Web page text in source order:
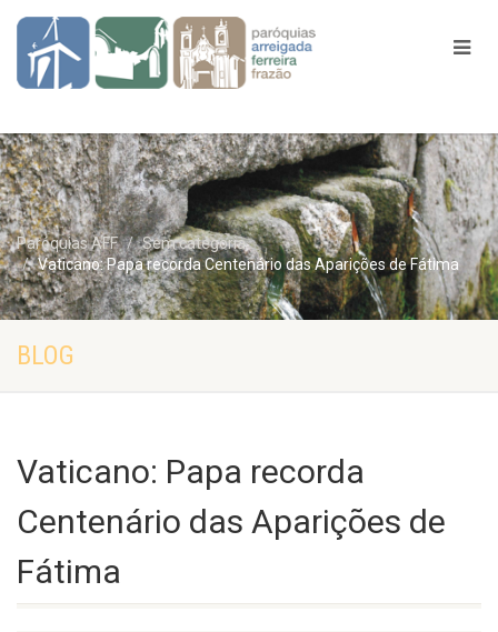
Paróquias AFF
Sem categoria
Vaticano: Papa recorda Centenário das Aparições de Fátima
BLOG
Vaticano: Papa recorda
Centenário das Aparições de
Fátima